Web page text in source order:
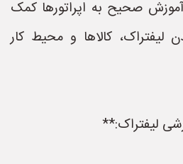
صحیح به اپراتورها کمک
لیفتراک، کالاها و محیط کار
لیفتراک:**